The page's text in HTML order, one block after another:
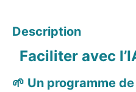
Description
Faciliter avec
🌱 Un programme